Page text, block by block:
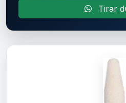
Tirar